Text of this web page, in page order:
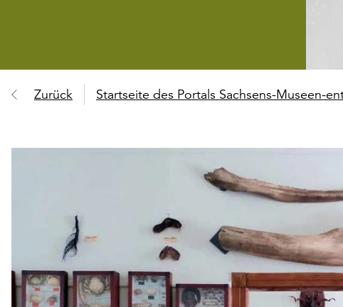
Zurück Startseite des Portals Sachsens-Museen-